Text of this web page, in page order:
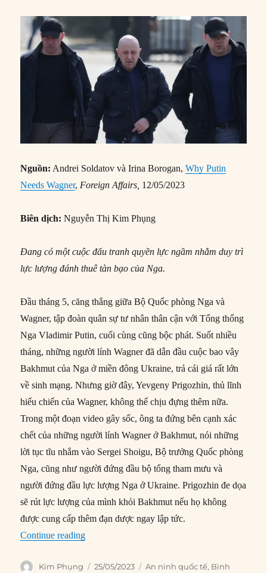
Nguồn: Andrei Soldatov và Irina Borogan,Why Putin
Needs Wagner, Foreign Affairs, 12/05/2023
Biên dịch: Nguyễn Thị Kim Phụng
Đang có một cuộc đấu tranh quyền lực ngầm nhằm duy trì
lực lượng đánh thuê tàn bạo của Nga.
Đầu tháng 5, căng thẳng giữa Bộ Quốc phòng Nga và
Wagner, tập đoàn quân sự tư nhân thân cận với Tổng thống
Nga Vladimir Putin, cuối cùng cũng bộc phát. Suốt nhiều
tháng, những người lính Wagner đã dẫn đầu cuộc bao vây
Bakhmut của Nga ở miền đông Ukraine, trả cái giá rất lớn
về sinh mạng. Nhưng giờ đây, Yevgeny Prigozhin, thủ lĩnh
hiếu chiến của Wagner, không thể chịu đựng thêm nữa.
Trong một đoạn video gây sốc, ông ta đứng bên cạnh xác
chết của những người lính Wagner ở Bakhmut, nói những
lời tục tĩu nhắm vào Sergei Shoigu, Bộ trưởng Quốc phòng
Nga, cũng như người đứng đầu bộ tổng tham mưu và
người đứng đầu lực lượng Nga ở Ukraine. Prigozhin đe dọa
sẽ rút lực lượng của mình khỏi Bakhmut nếu họ không
được cung cấp thêm đạn dược ngay lập tức.
Continue reading“Tại sao Putin cần Wagner?”
Author
Kim Phụng Posted
25/05/2023 Categories
An ninh quốc tế, Bình